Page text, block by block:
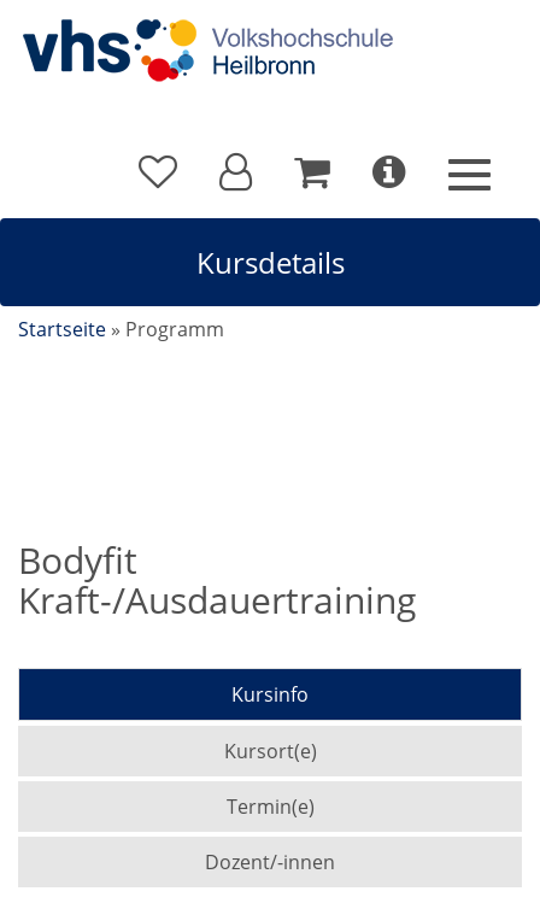
Kursdetails
Startseite » Programm
Bodyfit
Kraft-/Ausdauertraining
Kursinfo
Kursort(e)
Termin(e)
Dozent/-innen